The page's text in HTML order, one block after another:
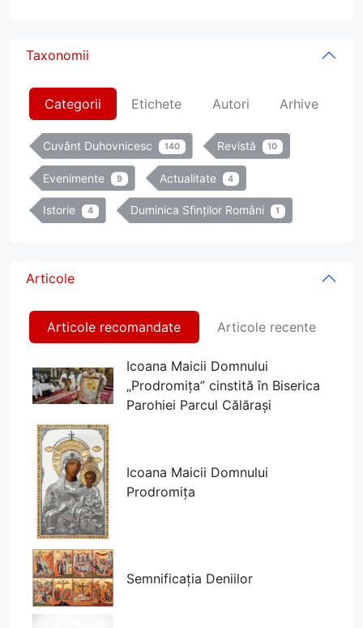
Taxonomii
Categorii Etichete Autori Arhive
Cuvânt Duhovnicesc 140 Revistă 10
Evenimente 9 Actualitate 4
Istorie 4 Duminica Sfinților Români 1
Articole
Articole recomandate Articole recente
Icoana Maicii Domnului
„Prodromița” cinstită în Biserica
Parohiei Parcul Călărași
Icoana Maicii Domnului
Prodromița
Semnificația Deniilor